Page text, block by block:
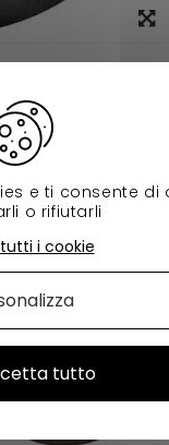
225 mm (
longueur de votre
e ti consente di
o rifiutarli
tutto
i cookie